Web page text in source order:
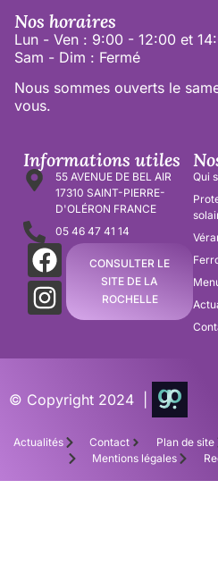
Nos horaires
Lun - Ven : 9:00 - 12:00 et
Sam - Dim : Fermé
Nous sommes ouverts le
vous.
Informations utiles
55 AVENUE DE BEL AIR
17310 SAINT-PIERRE-
D'OLÉRON FRANCE
05 46 47 41 14
CONSULTER LE
SITE DE LA
ROCHELLE
Qui
© Copyright 2024 |
Actualités Contact Plan de site
Mentions légales